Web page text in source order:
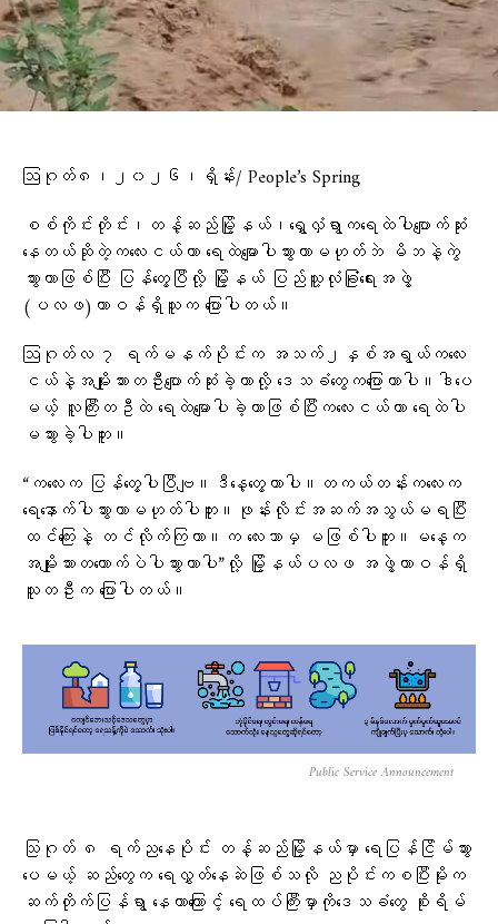
ဩဂုတ်၈၊၂၀၂၆၊ရှိန်း/ People’s Spring
စစ်ကိုင်းတိုင်း၊တန့်ဆည်မြို့နယ်၊ရွှေလှံရွာကရေထဲပါပျောက်ဆုံး
နေတယ်ဆိုတဲ့ကလေးငယ်ဟာ ရေထဲ​မျောပါသွားတာမဟုတ်ဘဲ မိဘနဲ့ကွဲ
သွားတာဖြစ်ပြီး ပြန်​တွေ့ပြီလို့ မြို့နယ် ပြည်သူ့လုံခြုံရေးအဖွဲ့
(ပလဖ)တာဝန်ရှိသူက ပြောပါတယ်။
ဩဂုတ်လ ၇ ရက်မနက်ပိုင်းက အသက်၂နှစ်အရွယ်ကလေး
ငယ်နဲ့အမျိုးသားတဦးပျောက်ဆုံးခဲ့တာလို့ ​ဒေသခံ​တွေက​ပြောတာပါ။ဒါ​ပေ
မယ့် လူကြီးတဦထဲ ​ရေ​ထဲ​​မျောပါခဲ့တာဖြစ်ပြီးက​လေးငယ်ဟာ ​ရေထဲ​ပါ
မသွားခဲ့ပါဘူး။
“ကလေးက ပြန်တွေ့ပါပြီဗျ။ဒီနေ့တွေ့တာပါ။တကယ်တန်းကလေးက
ရေနောက်ပါသွားတာမဟုတ်ပါဘူး။ဖုန်းလိုင်းအဆက်အသွယ်မရပြီး
ထင်ကြေးနဲ့ တင်လိုက်ကြတာ။က လေးဘာမှ မဖြစ်ပါဘူး။မနေ့က
အမျိုးသားတယောက်ပဲပါသွားတာပါ”လို့ မြို့နယ်ပလဖ အဖွဲ့တာဝန်ရှိ
သူတဦးက ပြောပါတယ်။
Public Service Announcement
သြဂုတ် ၈ ရက်ညနေပိုင်း တန့်ဆည်မြို့နယ်မှာ ရေပြန်ငြိမ်သွား
ပေမယ့် ဆည်တွေက ရေလွှတ်နေဆဲဖြစ်သလို ညပိုင်းကစပြီးမိုးက
ဆက်တိုက်ပြန်ရွာ နေတာကြောင့် ​​ရေထပ်ကြီးမှာကို​ဒေသခံ​တွေ စိုးရိမ်